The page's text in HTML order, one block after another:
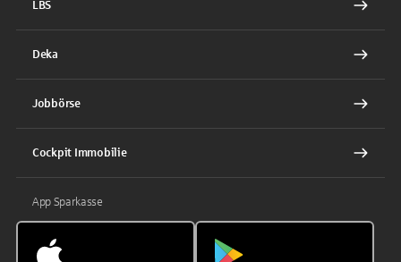
LBS
Deka
Jobbörse
Cockpit Immobilie
App Sparkasse